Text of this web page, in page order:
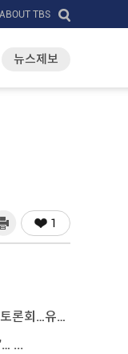
ABOUT TBS
뉴스제보
1
튜브 생중계
...